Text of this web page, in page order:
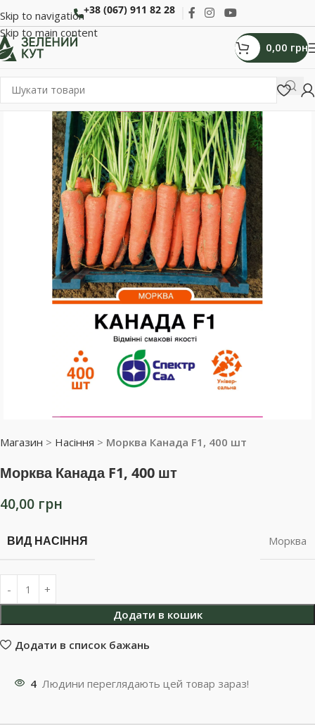
Skip to navigation
Skip to main content
+38 (067) 911 82 28
0,00 грн
Магазин > Насіння > Морква Канада F1, 400 шт
Морква Канада F1, 400 шт
40,00 грн
ВИД НАСІННЯ Морква
Додати в кошик
Додати в список бажань
4 Людини переглядають цей товар зараз!